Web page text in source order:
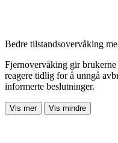
Bedre tilstandsovervåking
Fjernovervåking gir
reagere tidlig for å unngå
informerte beslutninger.
Vis mer Vis mindre